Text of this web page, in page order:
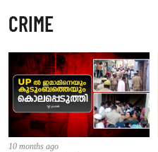
CRIME
10 months ago